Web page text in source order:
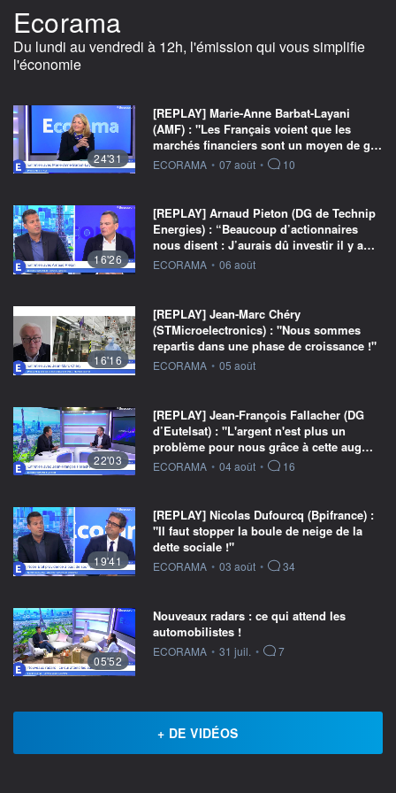
Ecorama
Du lundi au vendredi à 12h, l'émission qui vous simplifie
l'économie
24'31
[REPLAY] Marie-Anne Barbat-Layani
(AMF) : "Les Français voient que les
marchés financiers sont un moyen de g…
information fournie par
ECORAMA • 07 août • 10
16'26
[REPLAY] Arnaud Pieton (DG de Technip
Energies) : “Beaucoup d’actionnaires
nous disent : J’aurais dû investir il y a…
information fournie par
ECORAMA • 06 août
16'16
[REPLAY] Jean-Marc Chéry
(STMicroelectronics) : "Nous sommes
repartis dans une phase de croissance !"
information fournie par
ECORAMA • 05 août
22'03
[REPLAY] Jean-François Fallacher (DG
d’Eutelsat) : "L'argent n'est plus un
problème pour nous grâce à cette aug…
information fournie par
ECORAMA • 04 août • 16
19'41
[REPLAY] Nicolas Dufourcq (Bpifrance) :
"Il faut stopper la boule de neige de la
dette sociale !"
information fournie par
ECORAMA • 03 août • 34
05'52
Nouveaux radars : ce qui attend les
automobilistes !
information fournie par
ECORAMA • 31 juil. • 7
+ DE VIDÉOS